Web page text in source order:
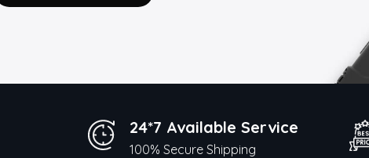
24*7 Available Service
100% Secure Shipping